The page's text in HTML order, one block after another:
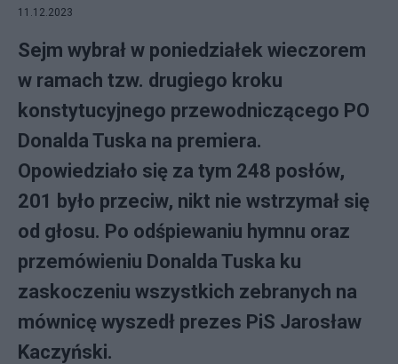
11.12.2023
Sejm wybrał w poniedziałek wieczorem
w ramach tzw. drugiego kroku
konstytucyjnego przewodniczącego PO
Donalda Tuska na premiera.
Opowiedziało się za tym 248 posłów,
201 było przeciw, nikt nie wstrzymał się
od głosu. Po odśpiewaniu hymnu oraz
przemówieniu Donalda Tuska ku
zaskoczeniu wszystkich zebranych na
mównicę wyszedł prezes PiS Jarosław
Kaczyński.